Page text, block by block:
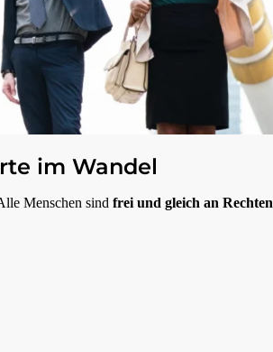
im Wandel
Menschen sind frei und gleich an Rechten